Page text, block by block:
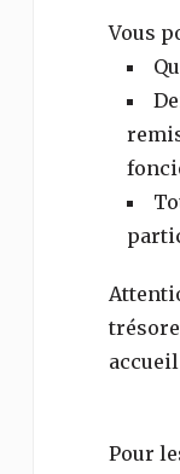
Vous
Pour